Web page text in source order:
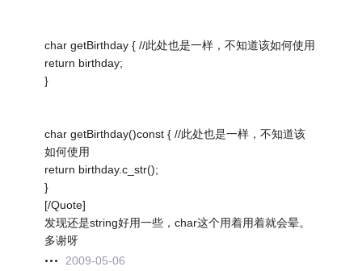
char getBirthday { //此处也是一样，不知道该如何使用
return birthday;
}
char getBirthday()const { //此处也是一样，不知道该
如何使用
return birthday.c_str();
}
[/Quote]
发现还是string好用一些，char这个用着用着就会晕。
多谢呀
2009-05-06